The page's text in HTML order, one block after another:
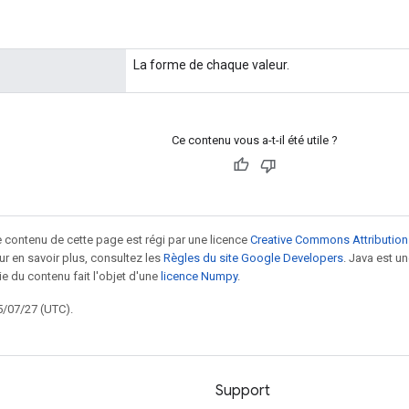
La forme de chaque valeur.
Ce contenu vous a-t-il été utile ?
de cette page est régi par une licence Creative Commons
en savoir plus, consultez les Règles du site Google Developers . Java est
du contenu fait l'objet d'une licence Numpy.
07/27 (UTC).
Support